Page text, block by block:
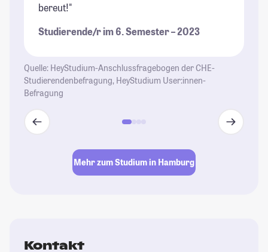
bereut!"
Studierende/r im 6. Semester – 2023
Quelle: HeyStudium-Anschlussfragebogen der CHE-
Studierendenbefragung, HeyStudium User:innen-
Befragung
Mehr zum Studium in Hamburg
Kontakt